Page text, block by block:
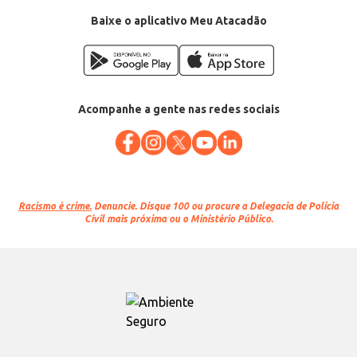
Baixe o aplicativo Meu Atacadão
Acompanhe a gente nas redes sociais
Racismo é crime. Denuncie. Disque 100 ou procure a Delegacia de Polícia
Civil mais próxima ou o Ministério Público.